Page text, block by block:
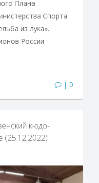
Плана
Спорта
из лука».
России
| 0
кюдо-
(25.12.2022)